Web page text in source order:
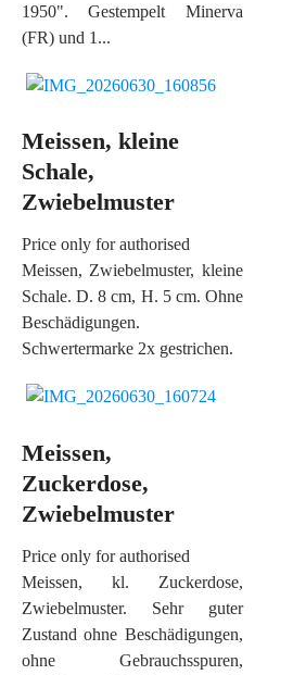
1950". Gestempelt Minerva
(FR) und 1...
Meissen, kleine
Schale,
Zwiebelmuster
Price only for authorised
Meissen, Zwiebelmuster, kleine
Schale. D. 8 cm, H. 5 cm. Ohne
Beschädigungen.
Schwertermarke 2x gestrichen.
Meissen,
Zuckerdose,
Zwiebelmuster
Price only for authorised
Meissen, kl. Zuckerdose,
Zwiebelmuster. Sehr guter
Zustand ohne Beschädigungen,
ohne Gebrauchsspuren,